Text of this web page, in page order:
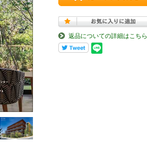
返品についての詳細はこちら